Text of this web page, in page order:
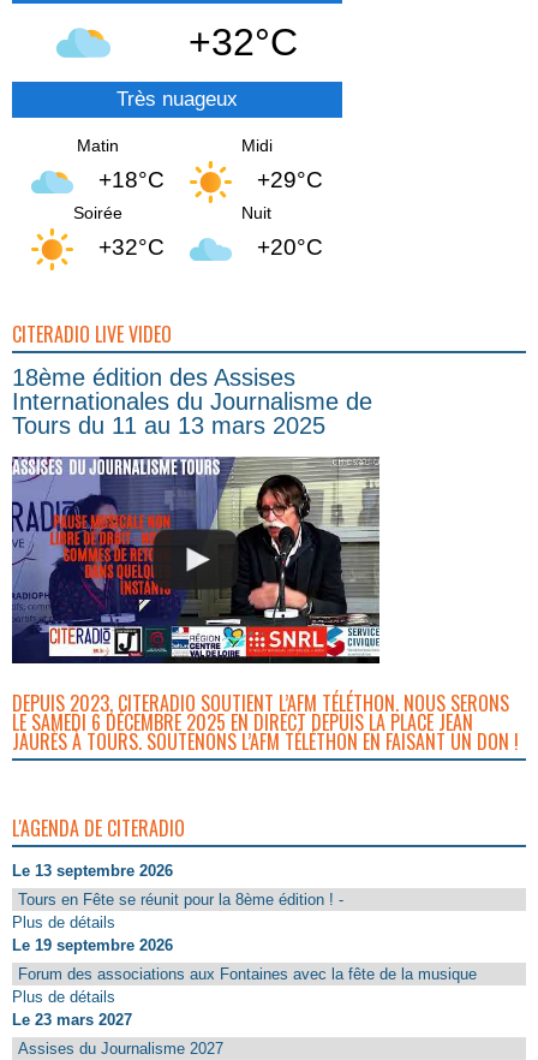
+32°C
Très nuageux
Matin
+18°C
Midi
+29°C
Soirée
+32°C
Nuit
+20°C
CITERADIO LIVE VIDEO
18ème édition des Assises
Internationales du Journalisme de
Tours du 11 au 13 mars 2025
DEPUIS 2023, CITERADIO SOUTIENT L’AFM TÉLÉTHON. NOUS SERONS
LE SAMEDI 6 DÉCEMBRE 2025 EN DIRECT DEPUIS LA PLACE JEAN
JAURÈS À TOURS. SOUTENONS L’AFM TÉLÉTHON EN FAISANT UN DON !
L'AGENDA DE CITERADIO
Le 13 septembre 2026
Tours en Fête se réunit pour la 8ème édition ! -
Plus de détails
Le 19 septembre 2026
Forum des associations aux Fontaines avec la fête de la musique
Plus de détails
Le 23 mars 2027
Assises du Journalisme 2027